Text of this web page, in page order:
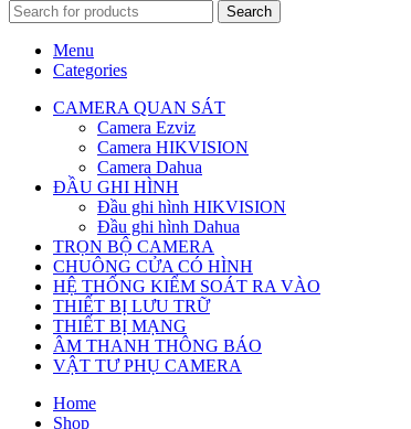
Search
Menu
Categories
CAMERA QUAN SÁT
Camera Ezviz
Camera HIKVISION
Camera Dahua
ĐẦU GHI HÌNH
Đầu ghi hình HIKVISION
Đầu ghi hình Dahua
TRỌN BỘ CAMERA
CHUÔNG CỬA CÓ HÌNH
HỆ THỐNG KIỂM SOÁT RA VÀO
THIẾT BỊ LƯU TRỮ
THIẾT BỊ MẠNG
ÂM THANH THÔNG BÁO
VẬT TƯ PHỤ CAMERA
Home
Shop